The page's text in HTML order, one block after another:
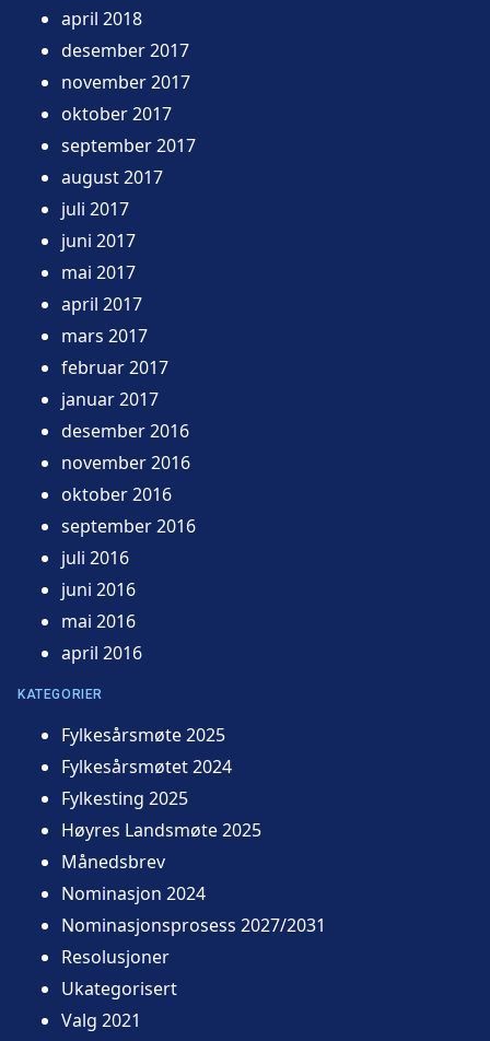
april 2018
desember 2017
november 2017
oktober 2017
september 2017
august 2017
juli 2017
juni 2017
mai 2017
april 2017
mars 2017
februar 2017
januar 2017
desember 2016
november 2016
oktober 2016
september 2016
juli 2016
juni 2016
mai 2016
april 2016
KATEGORIER
Fylkesårsmøte 2025
Fylkesårsmøtet 2024
Fylkesting 2025
Høyres Landsmøte 2025
Månedsbrev
Nominasjon 2024
Nominasjonsprosess 2027/2031
Resolusjoner
Ukategorisert
Valg 2021